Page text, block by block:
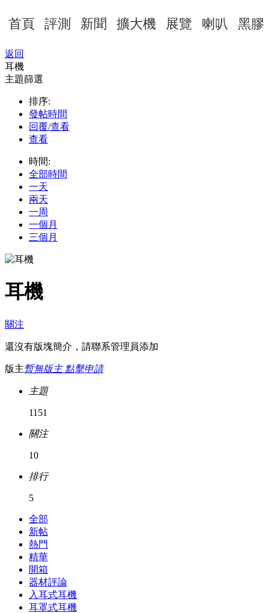
首頁 評測 新聞 擴大機 展覽 喇叭 黑膠
返回
耳機
主題篩選
排序:
發帖時間
回覆/查看
查看
時間:
全部時間
一天
兩天
一周
一個月
三個月
耳機
關注
還沒有版塊簡介，請聯系管理員添加
版主暫無版主 點擊申請
主題
1151
關注
10
排行
5
全部
新帖
熱門
精華
開箱
器材評論
入耳式耳機
耳罩式耳機